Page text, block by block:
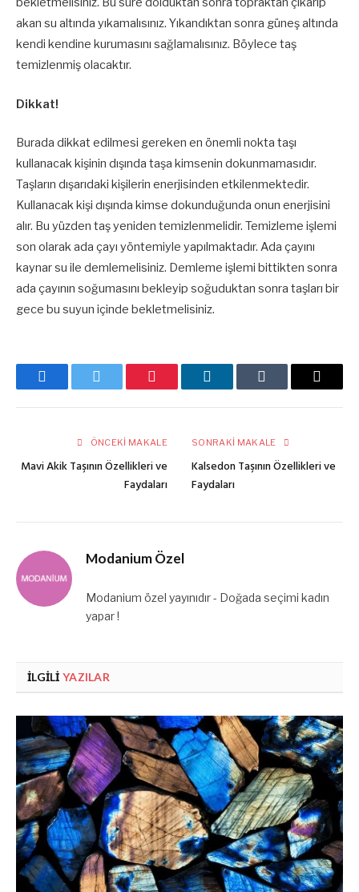
akan su altında yıkamalısınız. Yıkandıktan sonra güneş altında
kendi kendine kurumasını sağlamalısınız. Böylece taş
temizlenmiş olacaktır.
Dikkat!
Burada dikkat edilmesi gereken en önemli nokta taşı
kullanacak kişinin dışında taşa kimsenin dokunmamasıdır.
Taşların dışarıdaki kişilerin enerjisinden etkilenmektedir.
Kullanacak kişi dışında kimse dokunduğunda onun enerjisini
alır. Bu yüzden taş yeniden temizlenmelidir. Temizleme işlemi
son olarak ada çayı yöntemiyle yapılmaktadır. Ada çayını
kaynar su ile demlemelisiniz. Demleme işlemi bittikten sonra
ada çayının soğumasını bekleyip soğuduktan sonra taşları bir
gece bu suyun içinde bekletmelisiniz.
FacebookTwitter Pinterest LinkedInTumblr
E-
ÖNCEKI MAKALE
Mavi Akik Taşının Özellikleri ve
Faydaları
SONRAKI MAKALE
Kalsedon Taşının Özellikleri ve
Faydaları
Modanium Özel
Modanium özel yayınıdır - Doğada seçimi kadın
yapar !
İLGILI YAZILAR